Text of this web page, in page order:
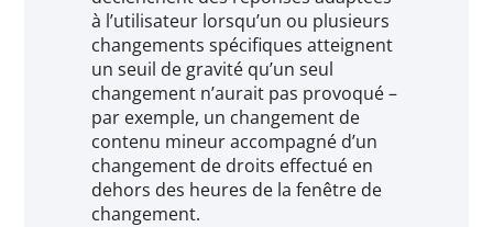
à l’utilisateur lorsqu’un ou plusieurs
changements spécifiques atteignent
un seuil de gravité qu’un seul
changement n’aurait pas provoqué –
par exemple, un changement de
contenu mineur accompagné d’un
changement de droits effectué en
dehors des heures de la fenêtre de
changement.​